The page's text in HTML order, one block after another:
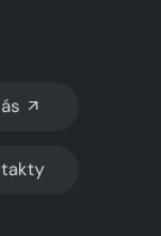
TMAVÝ REŽIM